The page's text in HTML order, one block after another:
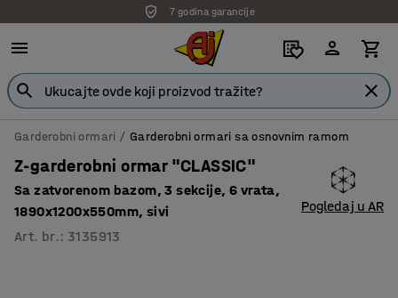
7 godina garancije
Garderobni ormari Garderobni ormari sa osnovnim ramom
Z-garderobni ormar "CLASSIC"
Sa zatvorenom bazom, 3 sekcije, 6 vrata,
1890x1200x550mm, sivi
Art. br. : 3135913
Pogledaj u AR